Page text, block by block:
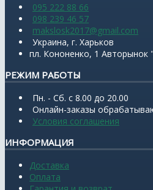
095 222 88 66
098 239 46 57
makslosk2017@gmail.com
Украина, г. Харьков
пл. Кононенко, 1 Авторынок
РЕЖИМ РАБОТЫ
Пн. - Сб. с 8.00 до 20.00
Онлайн-заказы
Условия соглашения
ИНФОРМАЦИЯ
Доставка
Оплата